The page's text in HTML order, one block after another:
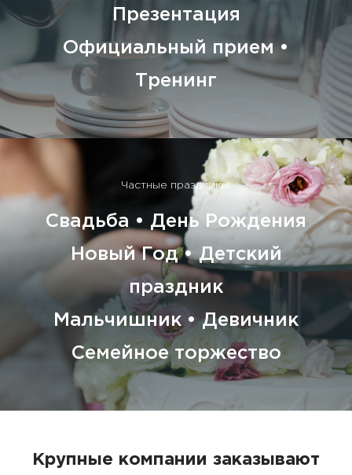
Презентация
Официальный прием •
Тренинг
Частные праздники:
Свадьба • День Рождения
Новый Год • Детский
праздник
Мальчишник • Девичник
Семейное торжество
Крупные компании заказывают